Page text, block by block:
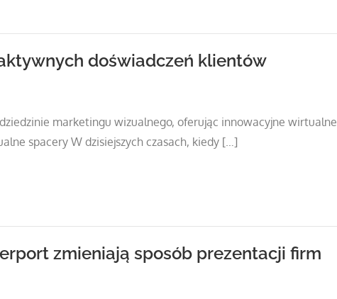
doświadczeń klientów
marketingu wizualnego, oferując innowacyjne wirtualne
spacery W dzisiejszych czasach, kiedy […]
zmieniają sposób prezentacji firm